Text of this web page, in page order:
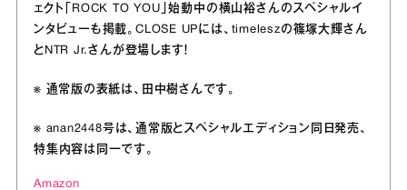
ェクト「ROCK TO YOU」始動中の横山裕さんのスペシャルイ
ンタビューも掲載。CLOSE UPには、timeleszの篠塚大輝さん
とNTR Jr.さんが登場します！
※ 通常版の表紙は、田中樹さんです。
※ anan2448号は、通常版とスペシャルエディション同日発売、
特集内容は同一です。
Amazon